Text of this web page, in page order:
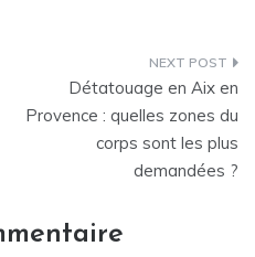
Détatouage en Aix en
Provence : quelles zones du
corps sont les plus
demandées ?